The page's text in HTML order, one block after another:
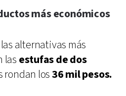
más económicos
alternativas más
las estufas de dos
rondan los36 mil pesos.